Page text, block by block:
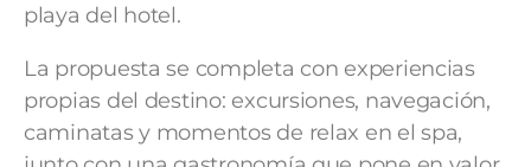
playa del hotel.
La propuesta se completa con experiencias
propias del destino: excursiones, navegación,
caminatas y momentos de relax en el spa,